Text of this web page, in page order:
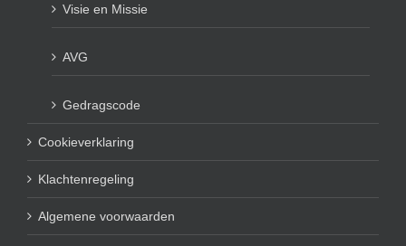
Visie en Missie
AVG
Gedragscode
Cookieverklaring
Klachtenregeling
Algemene voorwaarden